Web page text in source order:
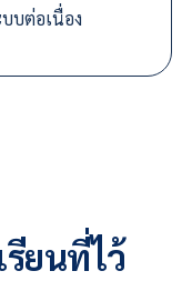
บต่อเนื่อง
ยนที่ไว้